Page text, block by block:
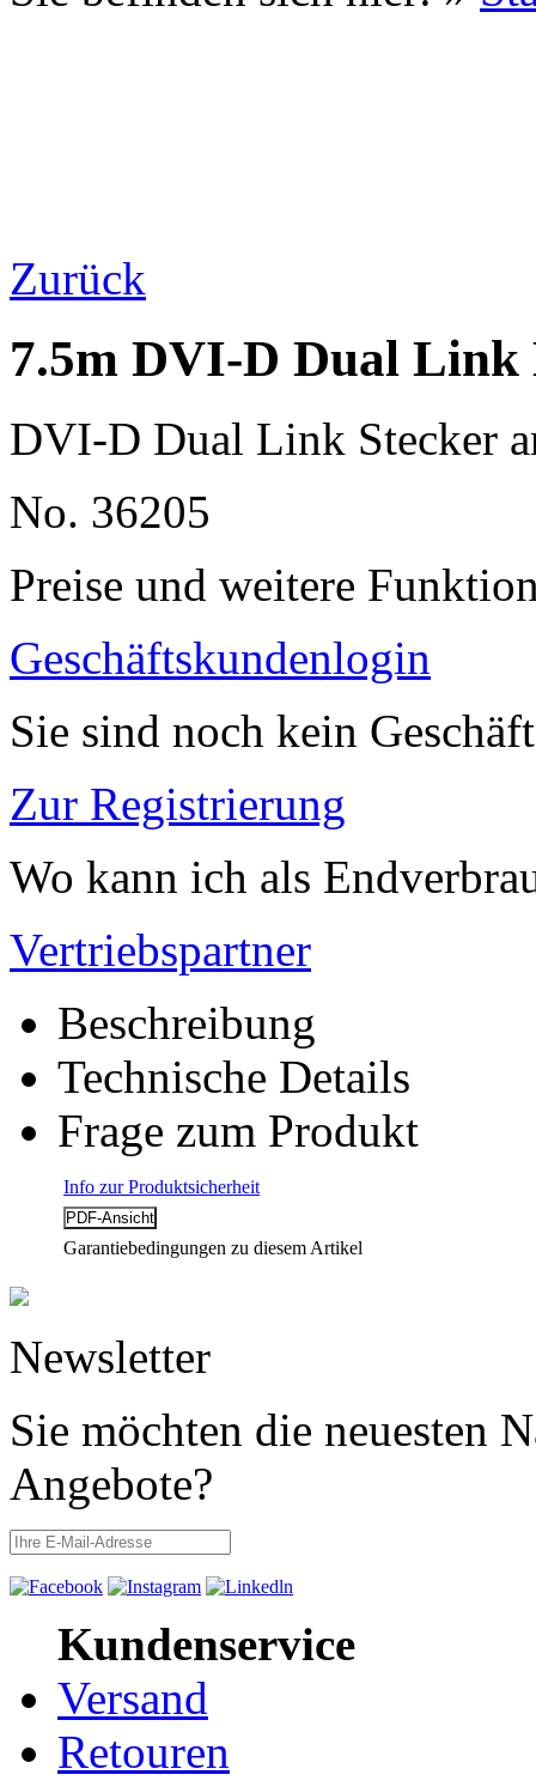
Zurück
7.5m DVI-D Dual Link
DVI-D Dual Link Stecker
No. 36205
Preise und weitere
Geschäftskundenlogin
Sie sind noch kein
Zur Registrierung
Wo kann ich als
Vertriebspartner
Beschreibung
Technische Details
Frage zum Produkt
Info zur Produktsicherheit
Garantiebedingungen zu diesem Artikel
Newsletter
Sie möchten die neuesten
Angebote?
Kundenservice
Versand
Retouren